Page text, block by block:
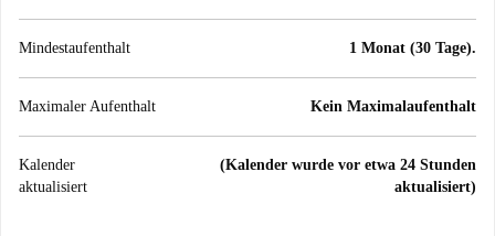
Mindestaufenthalt 1 Monat (30 Tage).
Maximaler Aufenthalt Kein Maximalaufenthalt
Kalender
aktualisiert
(Kalender wurde vor etwa 24 Stunden
aktualisiert)